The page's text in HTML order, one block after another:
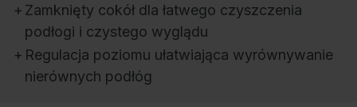
+ Zamknięty cokół dla łatwego czyszczenia
podłogi i czystego wyglądu
+ Regulacja poziomu ułatwiająca wyrównywanie
nierównych podłóg